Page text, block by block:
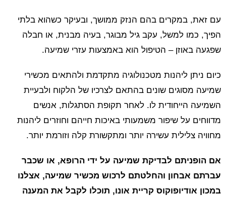
עם זאת, במקרים בהם הנזק ממושך, ובעיקר כשהוא בלתי
הפיך, כמו למשל, עקב גיל מבוגר, בעיה מבנית, או חבלה
שפגעה באוזן – הטיפול הוא באמצעות עזרי שמיעה.
כיום ניתן ליהנות מטכנולוגיה מתקדמת ולהתאים מכשירי
שמיעה מסוגים שונים בהתאם לצרכיו של הלקוח ולבעיית
השמיעה הייחודית לו. לאחר תקופת הסתגלות, אנשים
מדווחים על שיפור משמעותי באיכות חייהם וחוזרים ליהנות
מחוויה צלילית עשירה יותר ומתקשורת קלה וזורמת יותר.
אם הופניתם לבדיקת שמיעה על ידי הרופא, או שכבר
עברתם אבחון והחלטתם לרכוש מכשיר שמיעה, אצלנו
במכון אודיופוקוס קריית אונו, תוכלו לקבל את המענה